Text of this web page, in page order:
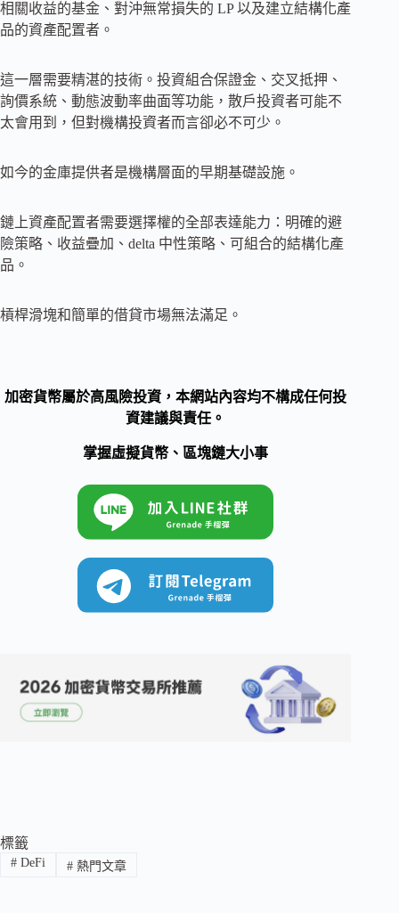
相關收益的基金、對沖無常損失的 LP 以及建立結構化產
品的資產配置者。
這一層需要精湛的技術。投資組合保證金、交叉抵押、
詢價系統、動態波動率曲面等功能，散戶投資者可能不
太會用到，但對機構投資者而言卻必不可少。
如今的金庫提供者是機構層面的早期基礎設施。
鏈上資產配置者需要選擇權的全部表達能力：明確的避
險策略、收益疊加、delta 中性策略、可組合的結構化產
品。
槓桿滑塊和簡單的借貸市場無法滿足。
加密貨幣屬於高風險投資，本網站內容均不構成任何投
資建議與責任。
掌握虛擬貨幣、區塊鏈大小事
標籤
#DeFi #熱門文章